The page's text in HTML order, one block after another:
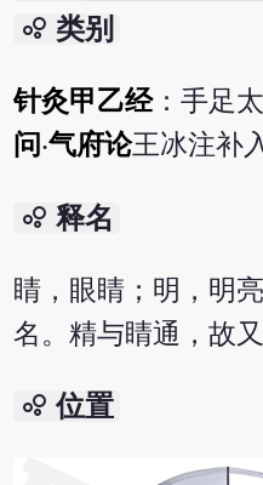
bubble_chart 类别
针灸甲乙经：手足
问‧气府论王冰注补
bubble_chart 释名
睛，眼睛；明，明
名。精与睛通，故又
bubble_chart 位置